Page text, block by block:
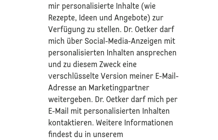
mir personalisierte Inhalte (wie
Rezepte, Ideen und Angebote) zur
Verfügung zu stellen. Dr. Oetker darf
mich über Social-Media-Anzeigen mit
personalisierten Inhalten ansprechen
und zu diesem Zweck eine
verschlüsselte Version meiner E-Mail-
Adresse an Marketingpartner
weitergeben. Dr. Oetker darf mich per
E-Mail mit personalisierten Inhalten
kontaktieren. Weitere Informationen
findest du in unserem